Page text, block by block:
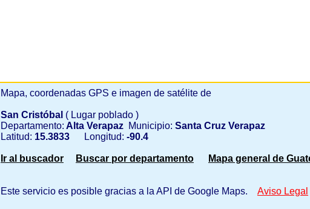
Mapa, coordenadas GPS e imagen de satélite de
San Cristóbal ( Lugar poblado )
Departamento: Alta Verapaz Municipio: Santa Cruz Verapaz
Latitud: 15.3833 Longitud: -90.4
Ir al buscador Buscar por departamento Mapa general de
Este servicio es posible gracias a la API de Google Maps. Aviso Legal